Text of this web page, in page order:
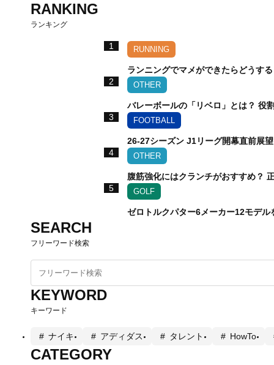
RANKING
ランキング
1 RUNNING
ランニングでマメができたらどうす
2
OTHER
バレーボールの「リベロ」とは？ 役
3
FOOTBALL
26-27シーズン J1リーグ開幕直前展
4
OTHER
腹筋強化にはクランチがおすすめ？
5
GOLF
ゼロトルクパター6メーカー12モデ
SEARCH
フリーワード検索
KEYWORD
キーワード
ナイキ アディダス タレント HowTo
CATEGORY